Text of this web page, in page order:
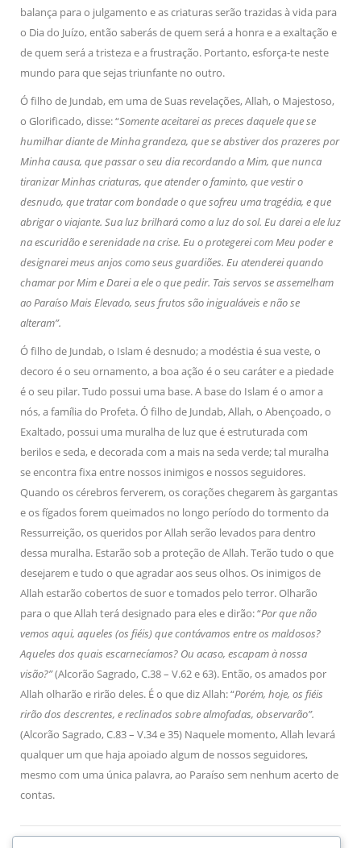
balança para o julgamento e as criaturas serão trazidas à vida para
o Dia do Juízo, então saberás de quem será a honra e a exaltação e
de quem será a tristeza e a frustração. Portanto, esforça-te neste
mundo para que sejas triunfante no outro.
Ó filho de Jundab, em uma de Suas revelações, Allah, o Majestoso,
o Glorificado, disse: “Somente aceitarei as preces daquele que se
humilhar diante de Minha grandeza, que se abstiver dos prazeres por
Minha causa, que passar o seu dia recordando a Mim, que nunca
tiranizar Minhas criaturas, que atender o faminto, que vestir o
desnudo, que tratar com bondade o que sofreu uma tragédia, e que
abrigar o viajante. Sua luz brilhará como a luz do sol. Eu darei a ele luz
na escuridão e serenidade na crise. Eu o protegerei com Meu poder e
designarei meus anjos como seus guardiões. Eu atenderei quando
chamar por Mim e Darei a ele o que pedir. Tais servos se assemelham
ao Paraíso Mais Elevado, seus frutos são inigualáveis e não se
alteram”.
Ó filho de Jundab, o Islam é desnudo; a modéstia é sua veste, o
decoro é o seu ornamento, a boa ação é o seu caráter e a piedade
é o seu pilar. Tudo possui uma base. A base do Islam é o amor a
nós, a família do Profeta. Ó filho de Jundab, Allah, o Abençoado, o
Exaltado, possui uma muralha de luz que é estruturada com
berilos e seda, e decorada com a mais na seda verde; tal muralha
se encontra fixa entre nossos inimigos e nossos seguidores.
Quando os cérebros ferverem, os corações chegarem às gargantas
e os fígados forem queimados no longo período do tormento da
Ressurreição, os queridos por Allah serão levados para dentro
dessa muralha. Estarão sob a proteção de Allah. Terão tudo o que
desejarem e tudo o que agradar aos seus olhos. Os inimigos de
Allah estarão cobertos de suor e tomados pelo terror. Olharão
para o que Allah terá designado para eles e dirão: “Por que não
vemos aqui, aqueles (os fiéis) que contávamos entre os maldosos?
Aqueles dos quais escarnecíamos? Ou acaso, escapam à nossa
visão?”(Alcorão Sagrado, C.38 – V.62 e 63). Então, os amados por
Allah olharão e rirão deles. É o que diz Allah: “Porém, hoje, os fiéis
rirão dos descrentes, e reclinados sobre almofadas, observarão”.
(Alcorão Sagrado, C.83 – V.34 e 35) Naquele momento, Allah levará
qualquer um que haja apoiado algum de nossos seguidores,
mesmo com uma única palavra, ao Paraíso sem nenhum acerto de
contas.